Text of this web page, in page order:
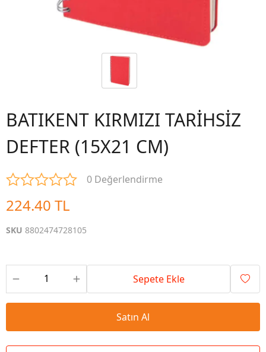
BATIKENT KIRMIZI TARİHSİZ
DEFTER (15X21 CM)
0 Değerlendirme
224.40 TL
SKU 8802474728105
Sepete Ekle
Satın Al